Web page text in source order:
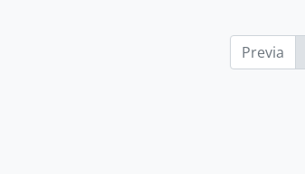
Previa